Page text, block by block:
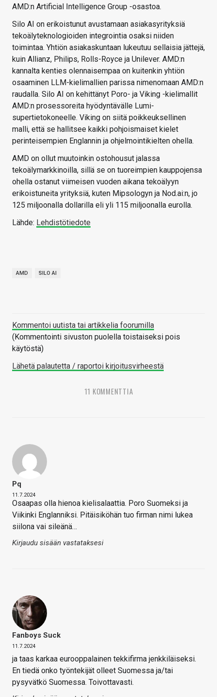
AMD:n Artificial Intelligence Group -osastoa.
Silo AI on erikoistunut avustamaan asiakasyrityksiä
tekoälyteknologioiden integrointia osaksi niiden
toimintaa. Yhtiön asiakaskuntaan lukeutuu sellaisia jättejä,
kuin Allianz, Philips, Rolls-Royce ja Unilever. AMD:n
kannalta kenties olennaisempaa on kuitenkin yhtiön
osaaminen LLM-kielimallien parissa nimenomaan AMD:n
raudalla. Silo AI on kehittänyt Poro- ja Viking -kielimallit
AMD:n prosessoreita hyödyntävälle Lumi-
supertietokoneelle. Viking on siitä poikkeuksellinen
malli, että se hallitsee kaikki pohjoismaiset kielet
perinteisempien Englannin ja ohjelmointikielten ohella.
AMD on ollut muutoinkin ostohousut jalassa
tekoälymarkkinoilla, sillä se on tuoreimpien kauppojensa
ohella ostanut viimeisen vuoden aikana tekoälyyn
erikoistuneita yrityksiä, kuten Mipsologyn ja Nod.ai:n, jo
125 miljoonalla dollarilla eli yli 115 miljoonalla eurolla.
Lähde: Lehdistötiedote
AMD SILO AI
Kommentoi uutista tai artikkelia foorumilla
(Kommentointi sivuston puolella toistaiseksi pois
käytöstä)
Lähetä palautetta / raportoi kirjoitusvirheestä
11 KOMMENTTIA
Pq
11.7.2024
Osaapas olla hienoa kielisalaattia. Poro Suomeksi ja
Viikinki Englanniksi. Pitäisiköhän tuo firman nimi lukea
siilona vai sileänä…
Kirjaudu sisään vastataksesi
Fanboys Suck
11.7.2024
ja taas karkaa eurooppalainen tekkifirma jenkkiläiseksi.
En tiedä onko työntekijät olleet Suomessa ja/tai
pysyvätkö Suomessa. Toivottavasti.